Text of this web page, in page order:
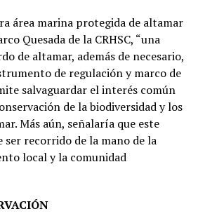
área marina protegida de altamar
Quesada de la CRHSC, “una
de altamar, además de necesario,
de regulación y marco de
salvaguardar el interés común
de la biodiversidad y los
Más aún, señalaría que este
ser recorrido de la mano de la
local y la comunidad